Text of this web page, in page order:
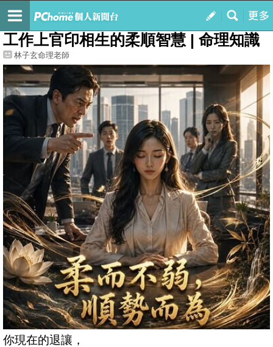
我的
最新文章
工作上官印相生的柔順智慧 | 命理知識
林子玄命理老師
你現在的退讓，